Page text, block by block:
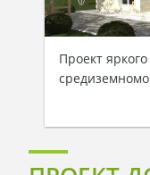
Проект